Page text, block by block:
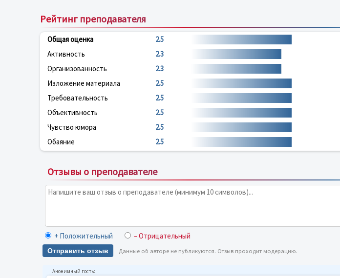
Рейтинг преподавателя
Общая оценка 2.5
Активность
2.3
Организованность
2.3
Изложение материала
2.5
Требовательность
2.5
Объективность
2.5
Чувство юмора
2.5
Обаяние
2.5
Отзывы о преподавателе
+ Положительный – Отрицательный
Отправить отзыв Данные об авторе не публикуются. Отзыв проходит модерацию.